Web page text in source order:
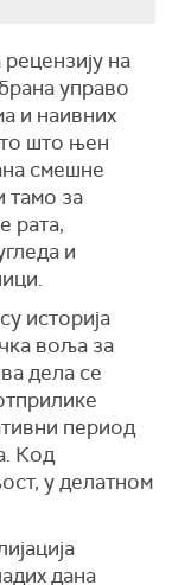
на
управо
и наивних
што њен
смешне
тамо за
рата,
и
историја
воља за
дела се
период
Код
у делатном
дана